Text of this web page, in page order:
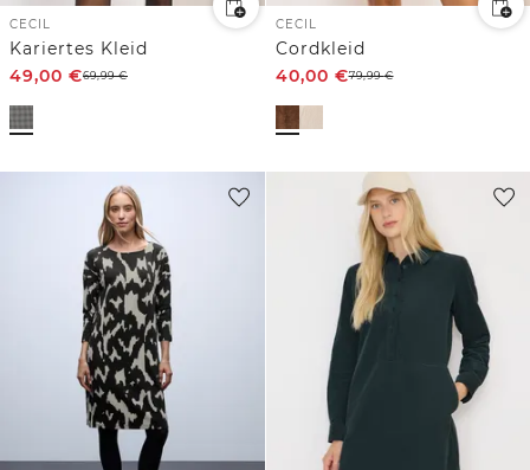
CECIL
Kariertes Kleid
49,00 €69,99€
CECIL
Cordkleid
40,00 €79,99€